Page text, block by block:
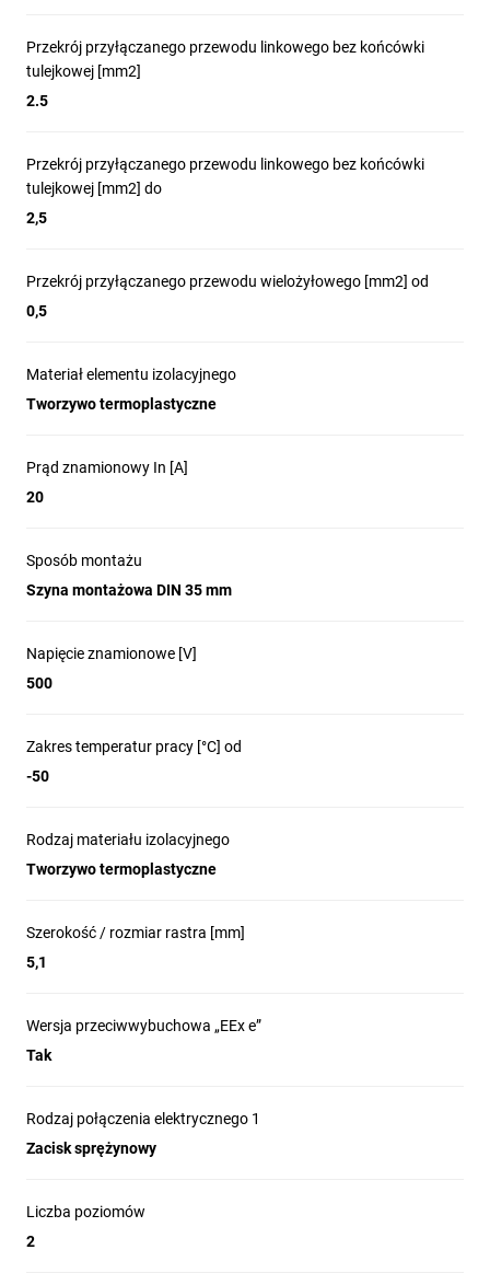
Przekrój przyłączanego przewodu linkowego bez końcówki
tulejkowej [mm2]
2.5
Przekrój przyłączanego przewodu linkowego bez końcówki
tulejkowej [mm2] do
2,5
Przekrój przyłączanego przewodu wielożyłowego [mm2] od
0,5
Materiał elementu izolacyjnego
Tworzywo termoplastyczne
Prąd znamionowy In [A]
20
Sposób montażu
Szyna montażowa DIN 35 mm
Napięcie znamionowe [V]
500
Zakres temperatur pracy [°C] od
-50
Rodzaj materiału izolacyjnego
Tworzywo termoplastyczne
Szerokość / rozmiar rastra [mm]
5,1
Wersja przeciwwybuchowa „EEx e”
Tak
Rodzaj połączenia elektrycznego 1
Zacisk sprężynowy
Liczba poziomów
2